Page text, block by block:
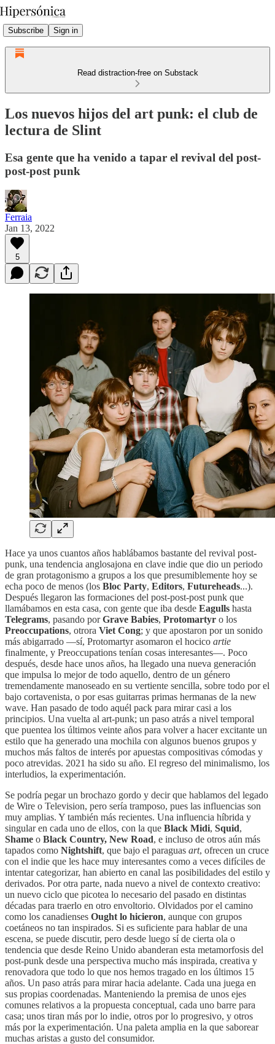
Subscribe Sign in
Read distraction-free on Substack
Los nuevos hijos del art punk: el club de
lectura de Slint
Esa gente que ha venido a tapar el revival del post-
post-post punk
Ferraia
Jan 13, 2022
5
Hace ya unos cuantos años hablábamos bastante del revival post-
punk, una tendencia anglosajona en clave indie que dio un periodo
de gran protagonismo a grupos a los que presumiblemente hoy se
echa poco de menos (los Bloc Party, Editors, Futureheads...).
Después llegaron las formaciones del post-post-post punk que
llamábamos en esta casa, con gente que iba desde Eagulls hasta
Telegrams, pasando porGrave Babies, Protomartyr o los
Preoccupations, otrora Viet Cong; y que apostaron por un sonido
más abigarrado —sí, Protomartyr asomaron el hocico artie
finalmente, y Preoccupations tenían cosas interesantes—. Poco
después, desde hace unos años, ha llegado una nueva generación
que impulsa lo mejor de todo aquello, dentro de un género
tremendamente manoseado en su vertiente sencilla, sobre todo por el
bajo cortavenista, o por esas guitarras primas hermanas de la new
wave. Han pasado de todo aquél pack para mirar casi a los
principios. Una vuelta al art-punk; un paso atrás a nivel temporal
que puentea los últimos veinte años para volver a hacer excitante un
estilo que ha generado una mochila con algunos buenos grupos y
muchos más faltos de interés por apuestas compositivas cómodas y
poco atrevidas. 2021 ha sido su año. El regreso del minimalismo, los
interludios, la experimentación.
Se podría pegar un brochazo gordo y decir que hablamos del legado
de Wire o Television, pero sería tramposo, pues las influencias son
muy amplias. Y también más recientes. Una influencia híbrida y
singular en cada uno de ellos, con la que Black Midi, Squid,
Shame o Black Country, New Road, e incluso de otros aún más
tapados como Nightshift, que bajo el paraguas art, ofrecen un cruce
con el indie que les hace muy interesantes como a veces difíciles de
intentar categorizar, han abierto en canal las posibilidades del estilo y
derivados. Por otra parte, nada nuevo a nivel de contexto creativo:
un nuevo ciclo que picotea lo necesario del pasado en distintas
décadas para traerlo en otro envoltorio. Olvidados por el camino
como los canadienses Ought lo hicieron, aunque con grupos
coetáneos no tan inspirados. Si es suficiente para hablar de una
escena, se puede discutir, pero desde luego sí de cierta ola o
tendencia que desde Reino Unido abanderan esta metamorfosis del
post-punk desde una perspectiva mucho más inspirada, creativa y
renovadora que todo lo que nos hemos tragado en los últimos 15
años. Un paso atrás para mirar hacia adelante. Cada una juega en
sus propias coordenadas. Manteniendo la premisa de unos ejes
comunes relativos a la propuesta conceptual, cada uno barre para
casa; unos tiran más por lo indie, otros por lo progresivo, y otros
más por la experimentación. Una paleta amplia en la que saborear
muchas aristas a gusto del consumidor.